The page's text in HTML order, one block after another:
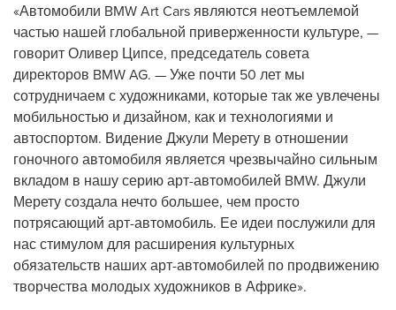
«Автомобили BMW Art Cars являются неотъемлемой
частью нашей глобальной приверженности культуре, —
говорит Оливер Ципсе, председатель совета
директоров BMW AG. — Уже почти 50 лет мы
сотрудничаем с художниками, которые так же увлечены
мобильностью и дизайном, как и технологиями и
автоспортом. Видение Джули Мерету в отношении
гоночного автомобиля является чрезвычайно сильным
вкладом в нашу серию арт-автомобилей BMW. Джули
Мерету создала нечто большее, чем просто
потрясающий арт-автомобиль. Ее идеи послужили для
нас стимулом для расширения культурных
обязательств наших арт-автомобилей по продвижению
творчества молодых художников в Африке».